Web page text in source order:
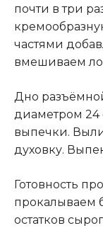
почти в три
частями
вмешиваем
Дно
диаметром 24
выпечки.
духовку.
Готовность
прокалываем
остатков